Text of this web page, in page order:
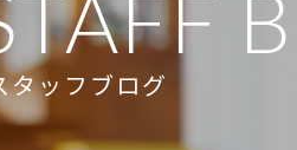
タッフブログ